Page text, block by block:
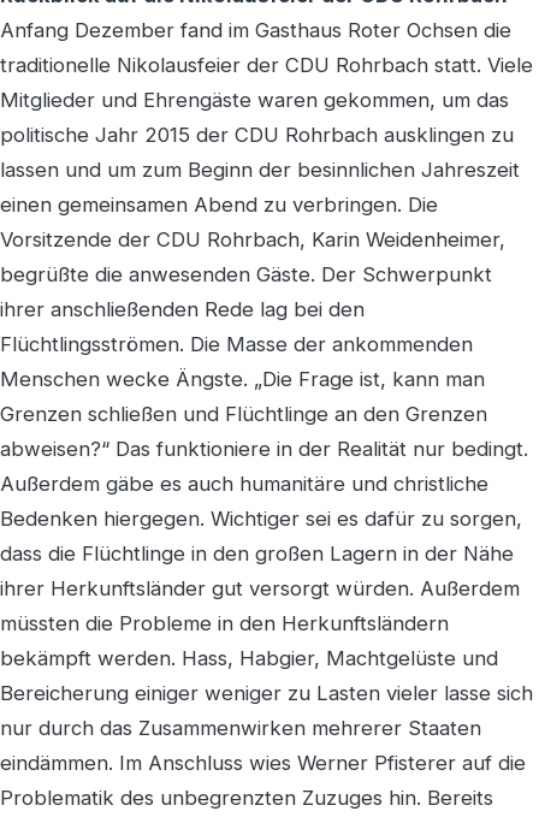
Anfang Dezember fand im Gasthaus Roter Ochsen die
traditionelle Nikolausfeier der CDU Rohrbach statt. Viele
Mitglieder und Ehrengäste waren gekommen, um das
politische Jahr 2015 der CDU Rohrbach ausklingen zu
lassen und um zum Beginn der besinnlichen Jahreszeit
einen gemeinsamen Abend zu verbringen. Die
Vorsitzende der CDU Rohrbach, Karin Weidenheimer,
begrüßte die anwesenden Gäste. Der Schwerpunkt
ihrer anschließenden Rede lag bei den
Flüchtlingsströmen. Die Masse der ankommenden
Menschen wecke Ängste. „Die Frage ist, kann man
Grenzen schließen und Flüchtlinge an den Grenzen
abweisen?“ Das funktioniere in der Realität nur bedingt.
Außerdem gäbe es auch humanitäre und christliche
Bedenken hiergegen. Wichtiger sei es dafür zu sorgen,
dass die Flüchtlinge in den großen Lagern in der Nähe
ihrer Herkunftsländer gut versorgt würden. Außerdem
müssten die Probleme in den Herkunftsländern
bekämpft werden. Hass, Habgier, Machtgelüste und
Bereicherung einiger weniger zu Lasten vieler lasse sich
nur durch das Zusammenwirken mehrerer Staaten
eindämmen. Im Anschluss wies Werner Pfisterer auf die
Problematik des unbegrenzten Zuzuges hin. Bereits